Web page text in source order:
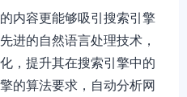
内容更能够吸引搜索引擎
进的自然语言处理技术，
，提升其在搜索引擎中的
的算法要求，自动分析网